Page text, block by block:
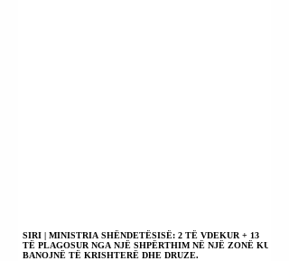
SIRI | MINISTRIA SHËNDETËSISË: 2 TË VDEKUR + 13
TË PLAGOSUR NGA NJË SHPËRTHIM NË NJË ZONË KU
BANOJNË TË KRISHTERË DHE DRUZE.